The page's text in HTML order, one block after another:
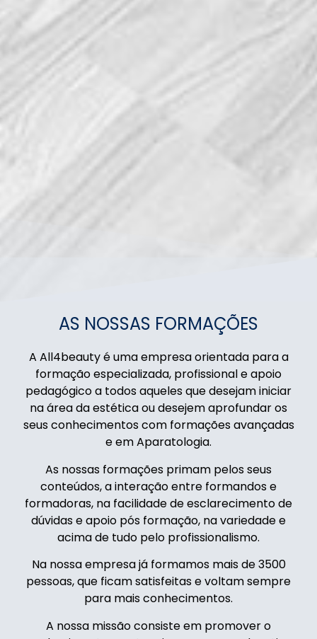
AS NOSSAS FORMAÇÕES
A All4beauty é uma empresa orientada para a
formação especializada, profissional e apoio
pedagógico a todos aqueles que desejam iniciar
na área da estética ou desejem aprofundar os
seus conhecimentos com formações avançadas
e em Aparatologia.
As nossas formações primam pelos seus
conteúdos, a interação entre formandos e
formadoras, na facilidade de esclarecimento de
dúvidas e apoio pós formação, na variedade e
acima de tudo pelo profissionalismo.
Na nossa empresa já formamos mais de 3500
pessoas, que ficam satisfeitas e voltam sempre
para mais conhecimentos.
A nossa missão consiste em promover o